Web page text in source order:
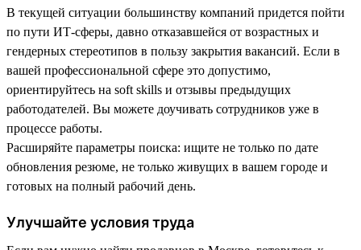
В текущей ситуации большинству компаний придется пойти
по пути ИТ-сферы, давно отказавшейся от возрастных и
гендерных стереотипов в пользу закрытия вакансий. Если в
вашей профессиональной сфере это допустимо,
ориентируйтесь на soft skills и отзывы предыдущих
работодателей. Вы можете доучивать сотрудников уже в
процессе работы.
Расширяйте параметры поиска: ищите не только по дате
обновления резюме, не только живущих в вашем городе и
готовых на полный рабочий день.
Улучшайте условия труда